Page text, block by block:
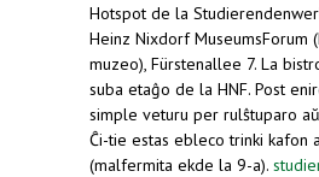
Hotspot de la
Heinz Nixdorf MuseumsForum
muzeo), Fürstenallee 7. La
suba etaĝo de la HNF. Post
simple veturu per rulŝtuparo
Ĉi-tie estas ebleco trinki kafon
(malfermita ekde la 9-a).